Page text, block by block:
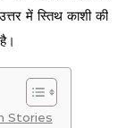
में स्तिथ काशी की
Stories